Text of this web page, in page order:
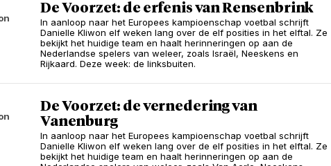
De Voorzet: de erfenis van Rensenbrink
In aanloop naar het Europees kampioenschap voetbal schrijft
Danielle Kliwon elf weken lang over de elf posities in het elftal. Ze
bekijkt het huidige team en haalt herinneringen op aan de
Nederlandse spelers van weleer, zoals Israël, Neeskens en
Rijkaard. Deze week: de linksbuiten.
De Voorzet: de vernedering van
Vanenburg
In aanloop naar het Europees kampioenschap voetbal schrijft
Danielle Kliwon elf weken lang over de elf posities in het elftal. Ze
bekijkt het huidige team en haalt herinneringen op aan de